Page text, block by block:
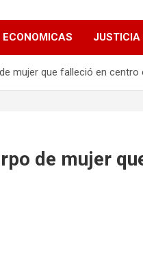
ECONOMICAS JUSTICIA
mujer que falleció en centro
de mujer